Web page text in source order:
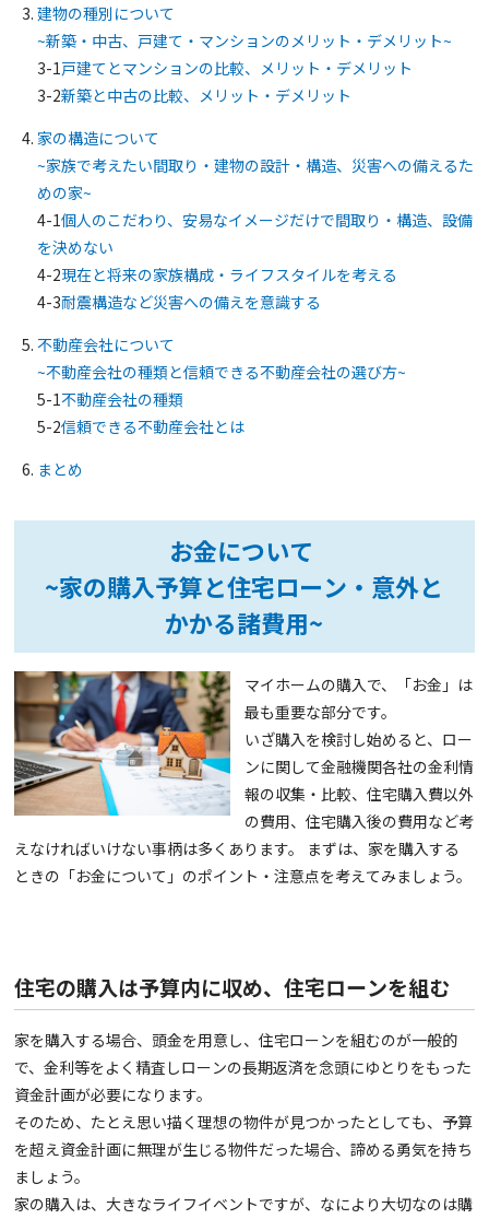
建物の種別について
~新築・中古、戸建て・マンションのメリット・デメリット~
3-1戸建てとマンションの比較、メリット・デメリット
3-2新築と中古の比較、メリット・デメリット
家の構造について
~家族で考えたい間取り・建物の設計・構造、災害への備えるた
めの家~
4-1個人のこだわり、安易なイメージだけで間取り・構造、設備
を決めない
4-2現在と将来の家族構成・ライフスタイルを考える
4-3耐震構造など災害への備えを意識する
不動産会社について
~不動産会社の種類と信頼できる不動産会社の選び方~
5-1不動産会社の種類
5-2信頼できる不動産会社とは
まとめ
お金について
~家の購入予算と住宅ローン・意外と
かかる諸費用~
マイホームの購入で、「お金」は
最も重要な部分です。
いざ購入を検討し始めると、ロー
ンに関して金融機関各社の金利情
報の収集・比較、住宅購入費以外
の費用、住宅購入後の費用など考
えなければいけない事柄は多くあります。 まずは、家を購入する
ときの「お金について」のポイント・注意点を考えてみましょう。
住宅の購入は予算内に収め、住宅ローンを組む
家を購入する場合、頭金を用意し、住宅ローンを組むのが一般的
で、金利等をよく精査しローンの長期返済を念頭にゆとりをもった
資金計画が必要になります。
そのため、たとえ思い描く理想の物件が見つかったとしても、予算
を超え資金計画に無理が生じる物件だった場合、諦める勇気を持ち
ましょう。
家の購入は、大きなライフイベントですが、なにより大切なのは購